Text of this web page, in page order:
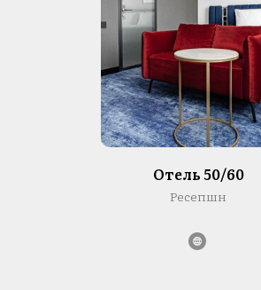
Отель 50/60
Ресепшн